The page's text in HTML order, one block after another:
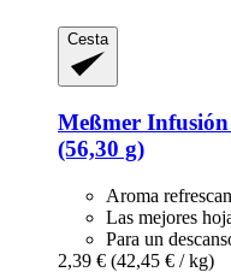
Cesta
Meßmer Infusión
(56,30 g)
Aroma
Las mejores
Para un
2,39 € (42,45 € / kg)